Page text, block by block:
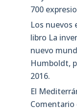
700
Los nuevos
libro La
nuevo
Humboldt,
2016.
El
Comentario